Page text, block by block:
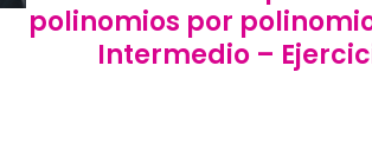
Soluciones
polinomios por
Intermedio –